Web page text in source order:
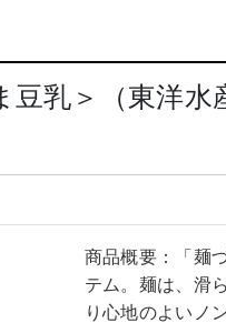
乳＞（東洋水
商品概要：「麺
テム。麺は、滑
り心地のよいノ